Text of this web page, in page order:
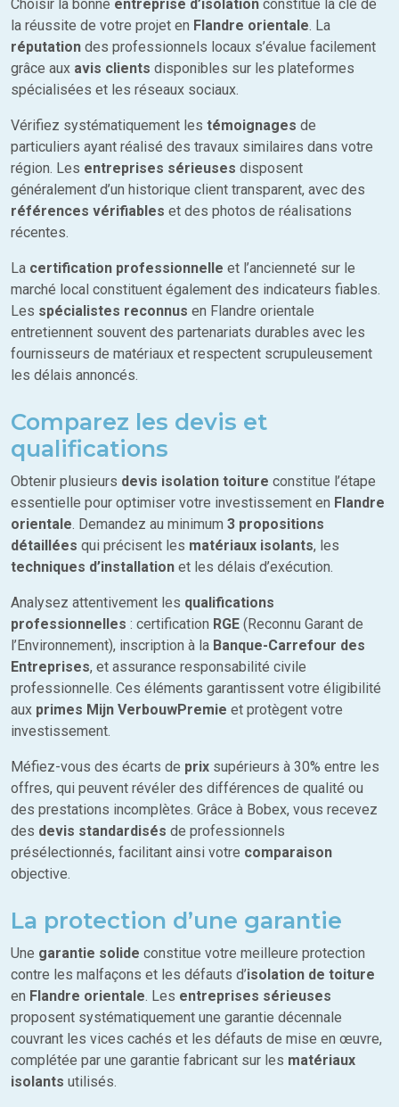
Choisir la bonne entreprise d’isolation constitue la clé de
la réussite de votre projet en Flandre orientale. La
réputation des professionnels locaux s’évalue facilement
grâce aux avis clients disponibles sur les plateformes
spécialisées et les réseaux sociaux.
Vérifiez systématiquement les témoignages de
particuliers ayant réalisé des travaux similaires dans votre
région. Les entreprises sérieuses disposent
généralement d’un historique client transparent, avec des
références vérifiables et des photos de réalisations
récentes.
La certification professionnelle et l’ancienneté sur le
marché local constituent également des indicateurs fiables.
Les spécialistes reconnus en Flandre orientale
entretiennent souvent des partenariats durables avec les
fournisseurs de matériaux et respectent scrupuleusement
les délais annoncés.
Comparez les devis et
qualifications
Obtenir plusieurs devis isolation toiture constitue l’étape
essentielle pour optimiser votre investissement en Flandre
orientale. Demandez au minimum 3 propositions
détaillées qui précisent les matériaux isolants, les
techniques d’installation et les délais d’exécution.
Analysez attentivement les qualifications
professionnelles : certification RGE (Reconnu Garant de
l’Environnement), inscription à la Banque-Carrefour des
Entreprises, et assurance responsabilité civile
professionnelle. Ces éléments garantissent votre éligibilité
aux primes Mijn VerbouwPremie et protègent votre
investissement.
Méfiez-vous des écarts de prix supérieurs à 30% entre les
offres, qui peuvent révéler des différences de qualité ou
des prestations incomplètes. Grâce à Bobex, vous recevez
des devis standardisés de professionnels
présélectionnés, facilitant ainsi votre comparaison
objective.
La protection d’une garantie
Une garantie solide constitue votre meilleure protection
contre les malfaçons et les défauts d’isolation de toiture
en Flandre orientale. Les entreprises sérieuses
proposent systématiquement une garantie décennale
couvrant les vices cachés et les défauts de mise en œuvre,
complétée par une garantie fabricant sur les matériaux
isolants utilisés.